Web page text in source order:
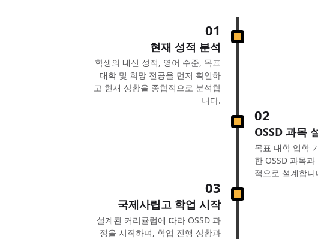
01
현재 성적 분석
학생의 내신 성적, 영어 수준, 목표
대학 및 희망 전공을 먼저 확인하
고 현재 상황을 종합적으로 분석합
니다.
02
OSSD 과목
목표 대학 입학
한 OSSD 과목
적으로 설계합니
03
국제사립고 학업 시작
설계된 커리큘럼에 따라 OSSD 과
정을 시작하며, 학업 진행 상황과